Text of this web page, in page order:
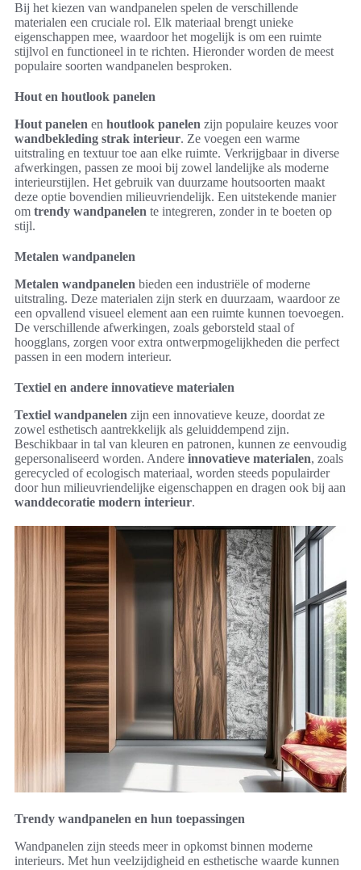
Bij het kiezen van wandpanelen spelen de verschillende
materialen een cruciale rol. Elk materiaal brengt unieke
eigenschappen mee, waardoor het mogelijk is om een ruimte
stijlvol en functioneel in te richten. Hieronder worden de meest
populaire soorten wandpanelen besproken.
Hout en houtlook panelen
Hout panelen en houtlook panelen zijn populaire keuzes voor
wandbekleding strak interieur. Ze voegen een warme
uitstraling en textuur toe aan elke ruimte. Verkrijgbaar in diverse
afwerkingen, passen ze mooi bij zowel landelijke als moderne
interieurstijlen. Het gebruik van duurzame houtsoorten maakt
deze optie bovendien milieuvriendelijk. Een uitstekende manier
om trendy wandpanelen te integreren, zonder in te boeten op
stijl.
Metalen wandpanelen
Metalen wandpanelen bieden een industriële of moderne
uitstraling. Deze materialen zijn sterk en duurzaam, waardoor ze
een opvallend visueel element aan een ruimte kunnen toevoegen.
De verschillende afwerkingen, zoals geborsteld staal of
hoogglans, zorgen voor extra ontwerpmogelijkheden die perfect
passen in een modern interieur.
Textiel en andere innovatieve materialen
Textiel wandpanelen zijn een innovatieve keuze, doordat ze
zowel esthetisch aantrekkelijk als geluiddempend zijn.
Beschikbaar in tal van kleuren en patronen, kunnen ze eenvoudig
gepersonaliseerd worden. Andere innovatieve materialen, zoals
gerecycled of ecologisch materiaal, worden steeds populairder
door hun milieuvriendelijke eigenschappen en dragen ook bij aan
wanddecoratie modern interieur.
Trendy wandpanelen en hun toepassingen
Wandpanelen zijn steeds meer in opkomst binnen moderne
interieurs. Met hun veelzijdigheid en esthetische waarde kunnen